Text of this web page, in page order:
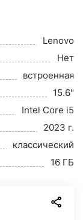
Lenovo
Нет
встроенная
15.6"
Intel Core i5
2023 г.
классический
16 ГБ